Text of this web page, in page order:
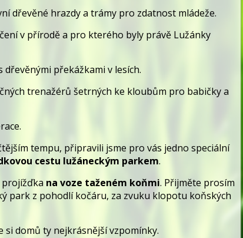
dřevěné hrazdy a trámy pro zdatnost mládeže.
v přírodě a pro kterého byly právě Lužánky
dřevěnými překážkami v lesích.
trenažérů šetrných ke kloubům pro babičky a
tempu, připravili jsme pro vás jedno speciální
cestu lužáneckým parkem.
projížďka na voze taženém koňmi. Přijměte prosím
park z pohodlí kočáru, za zvuku klopotu koňských
si domů ty nejkrásnější vzpomínky.